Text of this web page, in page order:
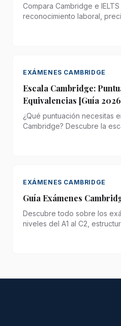
Compara Cambridge e
reconocimiento laboral,
EXÁMENES CAMBRIDGE
Escala Cambridge:
Equivalencias [Guía
¿Qué puntuación necesitas
Cambridge? Descubre la
EXÁMENES CAMBRIDGE
Guía Exámenes
Descubre todo sobre los
niveles del A1 al C2,